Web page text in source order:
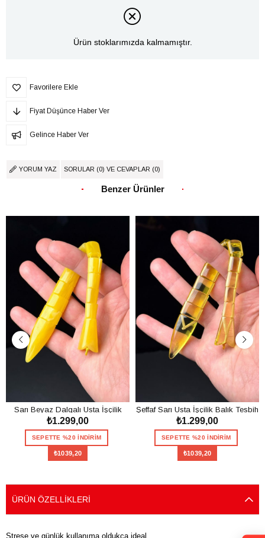
Ürün stoklarımızda kalmamıştır.
Favorilere Ekle
Fiyat Düşünce Haber Ver
Gelince Haber Ver
YORUM YAZ SORULAR (0) VE CEVAPLAR (0)
Benzer Ürünler
Sarı Beyaz Dalgalı Usta İşçilik
Balık Tesbih
₺1.299,00
SEPETTE %20 İNDİRİM
₺1039,20
Şeffaf Sarı Usta İşçilik Balık Tesbih
₺1.299,00
SEPETTE %20 İNDİRİM
₺1039,20
ÜRÜN ÖZELLIKLERI
Strese ve günlük kullanıma oldukça ideal